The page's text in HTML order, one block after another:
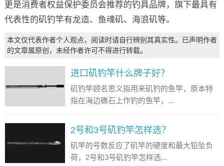
更是消费者权益保护委员会推荐的钓具品牌，旗下最具有
代表性的矶钓竿有龙造、鱼魂矶、海浪矶等。
本文仅代表作者个人观点，阅读时请自行辨别其真实性。已声明作者
的文章属原创，未经作者许可不得进行转载。
进口矶钓竿什么牌子好？
矶钓竿顾名思义指用来矶钓的鱼竿，原本特
指在海边礁石上作钓的鱼竿，...
2号和3号矶钓竿怎样选？
矶竿的号数反应了矶竿的硬度和最大铅坠负
荷，2号和3号矶钓竿怎样选...